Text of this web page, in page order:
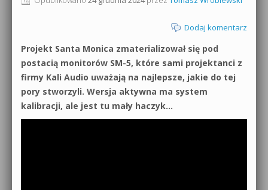
Sylenth1 od podstaw
Sound Forge od podstaw
Dubstep z syntezatorem Massive
Newsletter
Materiały dla mediów
Archiwum aktualności
Dodaj komentarz
Projekt Santa Monica zmaterializował się pod
postacią monitorów SM-5, które sami projektanci z
firmy Kali Audio uważają na najlepsze, jakie do tej
pory stworzyli. Wersja aktywna ma system
kalibracji, ale jest tu mały haczyk…